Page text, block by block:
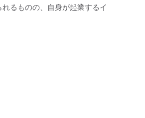
るものの、自身が起業するイ